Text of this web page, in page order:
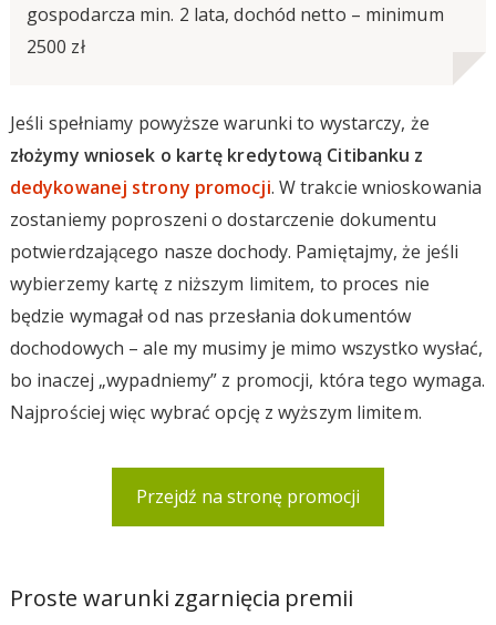
gospodarcza min. 2 lata, dochód netto – minimum
2500 zł
Jeśli spełniamy powyższe warunki to wystarczy, że
złożymy wniosek o kartę kredytową Citibanku z
dedykowanej strony promocji. W trakcie wnioskowania
zostaniemy poproszeni o dostarczenie dokumentu
potwierdzającego nasze dochody. Pamiętajmy, że jeśli
wybierzemy kartę z niższym limitem, to proces nie
będzie wymagał od nas przesłania dokumentów
dochodowych – ale my musimy je mimo wszystko wysłać,
bo inaczej „wypadniemy” z promocji, która tego wymaga.
Najprościej więc wybrać opcję z wyższym limitem.
Przejdź na stronę promocji
Proste warunki zgarnięcia premii